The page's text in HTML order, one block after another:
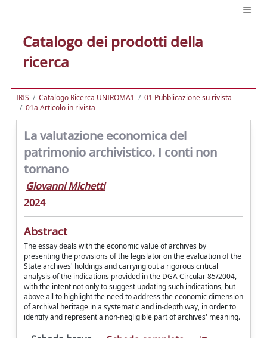
Catalogo dei prodotti della
ricerca
IRIS Catalogo Ricerca UNIROMA1
01 Pubblicazione su rivista
01a Articolo in rivista
La valutazione economica del
patrimonio archivistico. I conti non
tornano
Giovanni Michetti
2024
Abstract
The essay deals with the economic value of archives by
presenting the provisions of the legislator on the evaluation of the
State archives' holdings and carrying out a rigorous critical
analysis of the indications provided in the DGA Circular 85/2004,
with the intent not only to suggest updating such indications, but
above all to highlight the need to address the economic dimension
of archival heritage in a systematic and in-depth way, in order to
identify and represent a non-negligible part of archives' meaning.